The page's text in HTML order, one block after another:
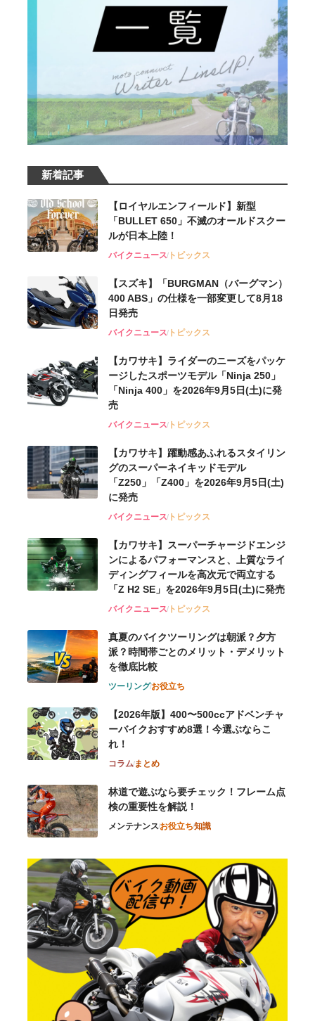
新着記事
【ロイヤルエンフィールド】新型
「BULLET 650」不滅のオールドスクー
ルが⽇本上陸！
バイクニューストピックス
【スズキ】「BURGMAN（バーグマン）
400 ABS」の仕様を一部変更して8月18
日発売
バイクニューストピックス
【カワサキ】ライダーのニーズをパッケ
ージしたスポーツモデル「Ninja 250」
「Ninja 400」を2026年9月5日(土)に発
売
バイクニューストピックス
【カワサキ】躍動感あふれるスタイリン
グのスーパーネイキッドモデル
「Z250」「Z400」を2026年9月5日(土)
に発売
バイクニューストピックス
【カワサキ】スーパーチャージドエンジ
ンによるパフォーマンスと、上質なライ
ディングフィールを高次元で両立する
「Z H2 SE」を2026年9月5日(土)に発売
バイクニューストピックス
真夏のバイクツーリングは朝派？夕方
派？時間帯ごとのメリット・デメリット
を徹底比較
ツーリングお役立ち
【2026年版】400〜500ccアドベンチャ
ーバイクおすすめ8選！今選ぶならこ
れ！
コラムまとめ
林道で遊ぶなら要チェック！フレーム点
検の重要性を解説！
メンテナンスお役立ち知識